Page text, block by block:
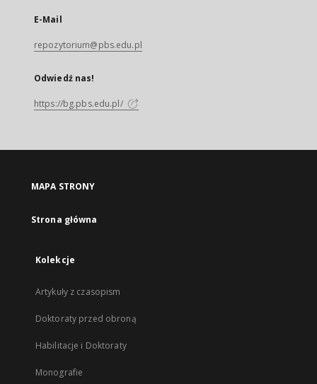
E-Mail
repozytorium@pbs.edu.pl
Odwiedź nas!
https://bg.pbs.edu.pl/
MAPA STRONY
Strona główna
Kolekcje
Artykuły z czasopism
Doktoraty przed obroną
Habilitacje i Doktoraty
Monografie